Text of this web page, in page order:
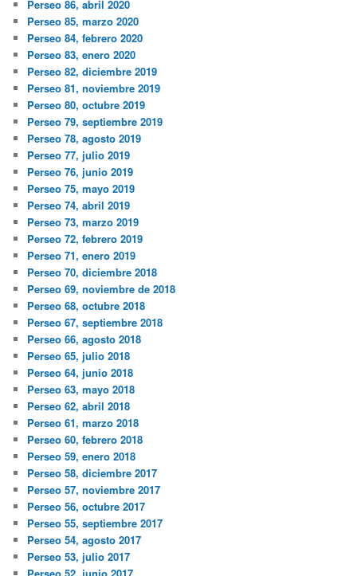
Perseo 86, abril 2020
Perseo 85, marzo 2020
Perseo 84, febrero 2020
Perseo 83, enero 2020
Perseo 82, diciembre 2019
Perseo 81, noviembre 2019
Perseo 80, octubre 2019
Perseo 79, septiembre 2019
Perseo 78, agosto 2019
Perseo 77, julio 2019
Perseo 76, junio 2019
Perseo 75, mayo 2019
Perseo 74, abril 2019
Perseo 73, marzo 2019
Perseo 72, febrero 2019
Perseo 71, enero 2019
Perseo 70, diciembre 2018
Perseo 69, noviembre de 2018
Perseo 68, octubre 2018
Perseo 67, septiembre 2018
Perseo 66, agosto 2018
Perseo 65, julio 2018
Perseo 64, junio 2018
Perseo 63, mayo 2018
Perseo 62, abril 2018
Perseo 61, marzo 2018
Perseo 60, febrero 2018
Perseo 59, enero 2018
Perseo 58, diciembre 2017
Perseo 57, noviembre 2017
Perseo 56, octubre 2017
Perseo 55, septiembre 2017
Perseo 54, agosto 2017
Perseo 53, julio 2017